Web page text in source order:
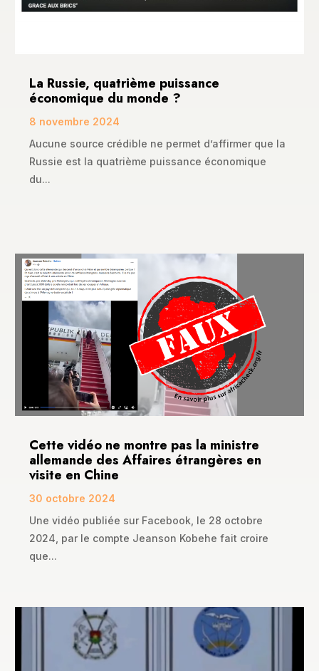
La Russie, quatrième puissance
économique du monde ?
8 novembre 2024
Aucune source crédible ne permet d’affirmer que la
Russie est la quatrième puissance économique
du...
Cette vidéo ne montre pas la ministre
allemande des Affaires étrangères en
visite en Chine
30 octobre 2024
Une vidéo publiée sur Facebook, le 28 octobre
2024, par le compte Jeanson Kobehe fait croire
que...